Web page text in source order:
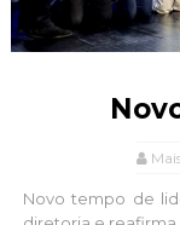
Novo tempo de